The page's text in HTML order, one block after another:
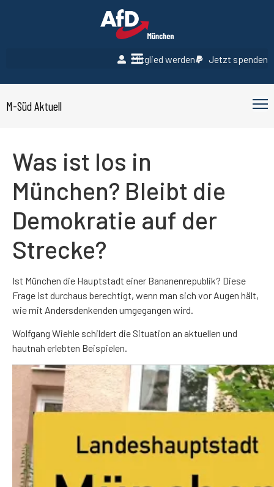
Mitglied werden Jetzt spenden
M-Süd Aktuell
Was ist los in
München? Bleibt die
Demokratie auf der
Strecke?
Ist München die Hauptstadt einer Bananenrepublik? Diese
Frage ist durchaus berechtigt, wenn man sich vor Augen hält,
wie mit Andersdenkenden umgegangen wird.
Wolfgang Wiehle schildert die Situation an aktuellen und
hautnah erlebten Beispielen.